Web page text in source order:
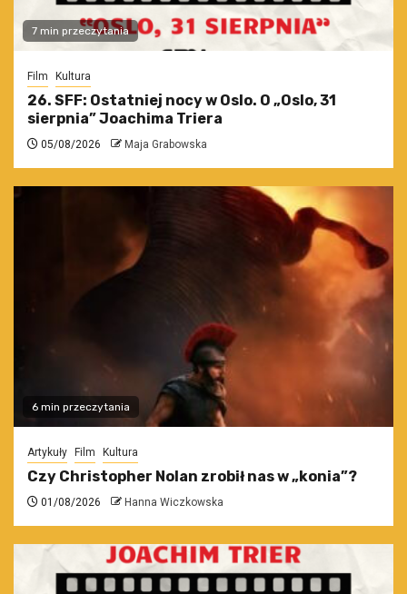
7 min przeczytania
Film Kultura
26. SFF: Ostatniej nocy w Oslo. O „Oslo, 31
sierpnia” Joachima Triera
05/08/2026 Maja Grabowska
6 min przeczytania
Artykuły Film Kultura
Czy Christopher Nolan zrobił nas w „konia”?
01/08/2026 Hanna Wiczkowska